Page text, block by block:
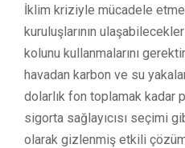
İklim kriziyle mücadele
kuruluşlarının
kolunu kullanmalarını
havadan karbon ve su
dolarlık fon toplamak kadar
sigorta sağlayıcısı seçimi
olarak gizlenmiş etkili